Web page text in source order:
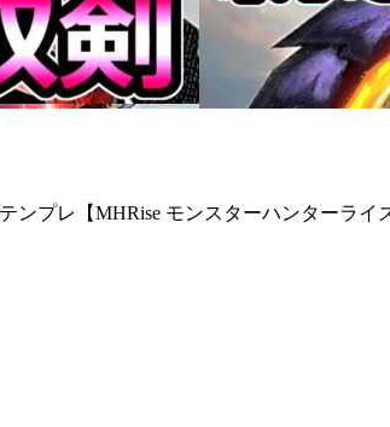
ンプレ【MHRise モンスターハンターライ